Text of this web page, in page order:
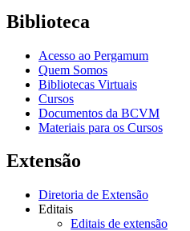
Biblioteca
Acesso ao Pergamum
Quem Somos
Bibliotecas Virtuais
Cursos
Documentos da BCVM
Materiais para os Cursos
Extensão
Diretoria de Extensão
Editais
Editais de extensão